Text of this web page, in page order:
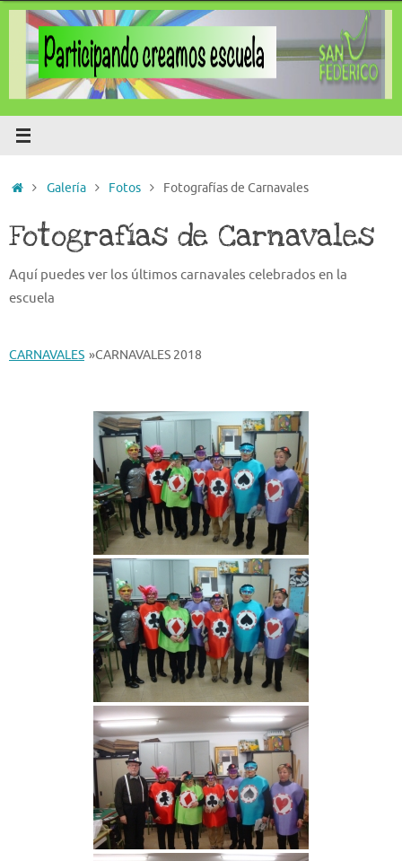
Saltar
contenido
InicioGalería Fotos Fotografías de Carnavales
Fotografías de Carnavales
Aquí puedes ver los últimos carnavales celebrados en la
escuela
CARNAVALES »CARNAVALES 2018